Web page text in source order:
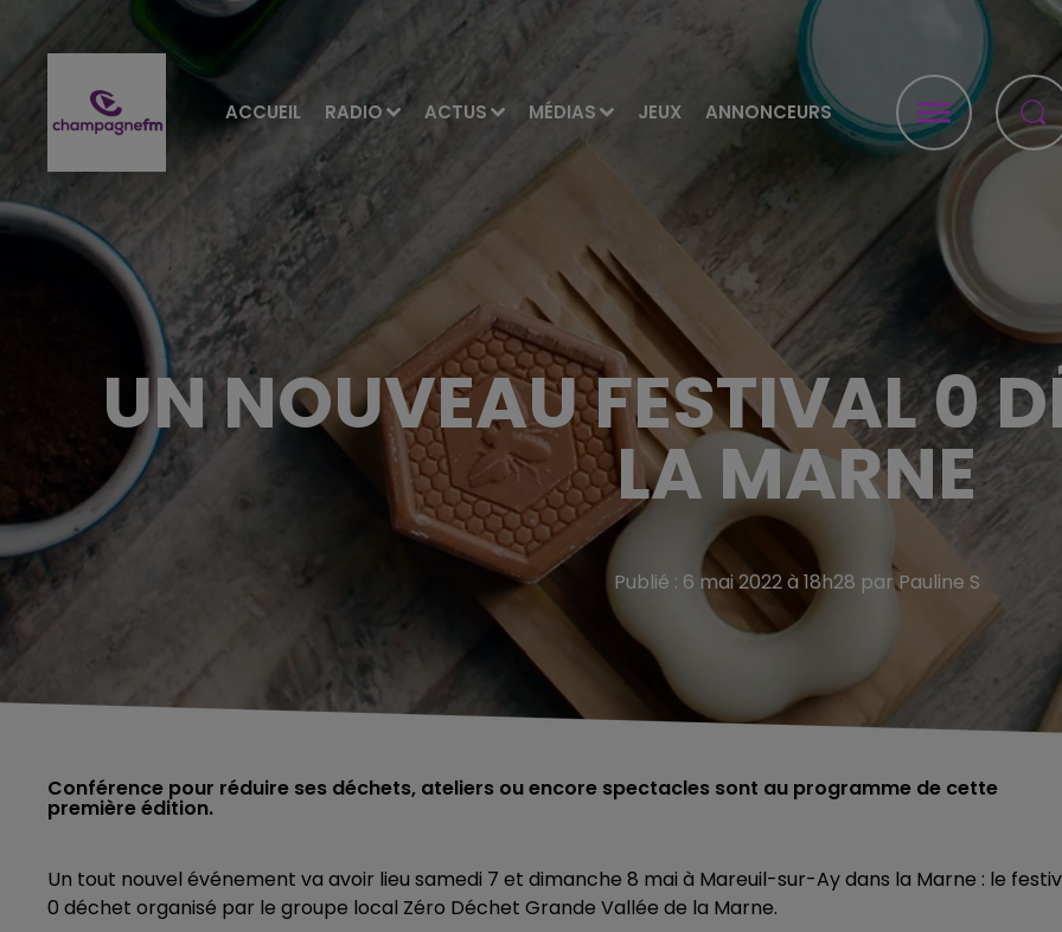
ACCUEIL RADIO ACTUS MÉDIAS JEUX ANNONCEURS
UN NOUVEAU FESTIVAL 0
LA MARNE
Publié : 6 mai 2022 à 18h28 par Pauline S
Conférence pour réduire ses déchets, ateliers ou encore spectacles sont au programme de cette
première édition.
Un tout nouvel événement va avoir lieu samedi 7 et dimanche 8 mai à Mareuil-sur-Ay dans la Marne : le
0 déchet organisé par le groupe local Zéro Déchet Grande Vallée de la Marne.